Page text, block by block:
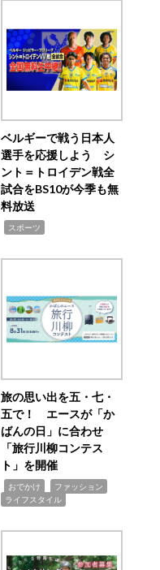
ベルギーで戦う日本人
選手を応援しよう シ
ント＝トロイデン戦全
試合をBS10が今季も無
料放送
スポーツ
旅の思い出を五・七・
五で！ エースが「か
ばんの日」に合わせ
「旅行川柳コンテス
ト」を開催
おでかけ ファッション
ライフスタイル